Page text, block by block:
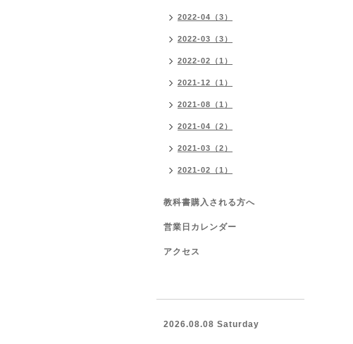
2022-04（3）
2022-03（3）
2022-02（1）
2021-12（1）
2021-08（1）
2021-04（2）
2021-03（2）
2021-02（1）
教科書購入される方へ
営業日カレンダー
アクセス
2026.08.08 Saturday